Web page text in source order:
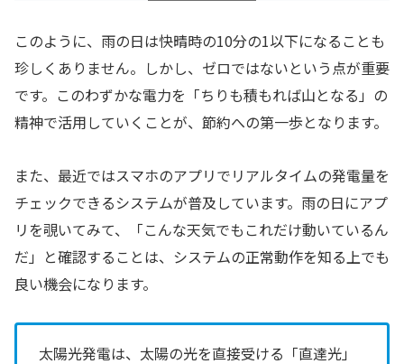
このように、雨の日は快晴時の10分の1以下になることも
珍しくありません。しかし、ゼロではないという点が重要
です。このわずかな電力を「ちりも積もれば山となる」の
精神で活用していくことが、節約への第一歩となります。
また、最近ではスマホのアプリでリアルタイムの発電量を
チェックできるシステムが普及しています。雨の日にアプ
リを覗いてみて、「こんな天気でもこれだけ動いているん
だ」と確認することは、システムの正常動作を知る上でも
良い機会になります。
太陽光発電は、太陽の光を直接受ける「直達光」